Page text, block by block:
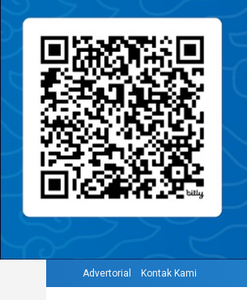
Advertorial Kontak Kami